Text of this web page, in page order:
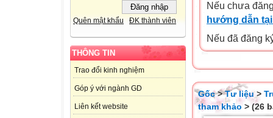
Quên mật khẩu ĐK thành viên
THÔNG TIN
Trao đổi kinh nghiệm
Góp ý với ngành GD
Liên kết website
Nếu chưa
hướng dẫn
Nếu đã đăng
Gốc>Tư liệu>
tham khảo > (26